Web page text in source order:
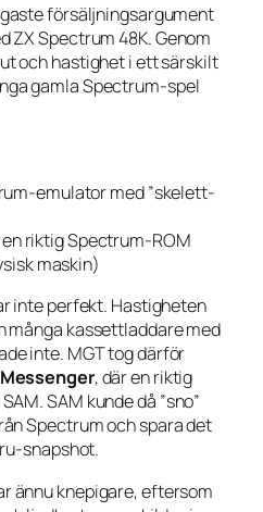
försäljningsargument
Spectrum 48K. Genom
och hastighet i ett särskilt
gamla Spectrum-spel
emulator med ”skelett-
riktig Spectrum-ROM
maskin)
inte perfekt. Hastigheten
många kassettladdare med
inte. MGT tog därför
Messenger, där en riktig
SAM kunde då ”sno”
Spectrum och spara det
snapshot.
ännu knepigare, eftersom